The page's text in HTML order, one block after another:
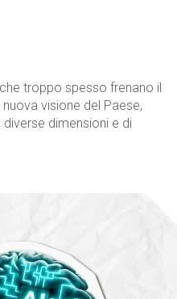
troppo spesso frenano il
visione del Paese,
dimensioni e di